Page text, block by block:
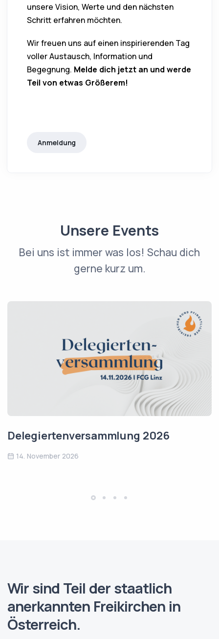
unsere Vision, Werte und den nächsten
Schritt erfahren möchten.
Wir freuen uns auf einen inspirierenden Tag
voller Austausch, Information und
Begegnung. Melde dich jetzt an und werde
Teil von etwas Größerem!
Anmeldung
Unsere Events
Bei uns ist immer was los! Schau dich
gerne kurz um.
Delegiertenversammlung 2026
14. November 2026
Wir sind Teil der staatlich
anerkannten Freikirchen in
Österreich.